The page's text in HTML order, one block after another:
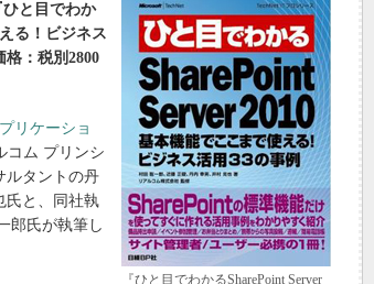
『ひと目でわかるSharePoint Server
ひと目でわか
る！ビジネス
：税別2800
リケーショ
コム プリンシ
ルタントの丹
氏と、同社執
郎氏が執筆し